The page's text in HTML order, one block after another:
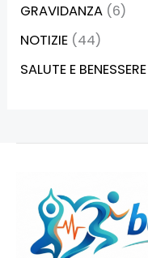
GRAVIDANZA (6)
NOTIZIE (44)
SALUTE E BENESSERE